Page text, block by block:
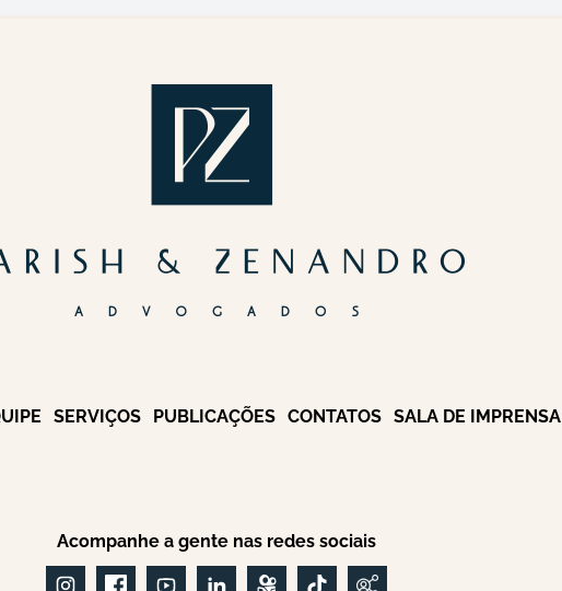
SERVIÇOS PUBLICAÇÕES CONTATOS SALA DE IMPRENSA
Acompanhe a gente nas redes sociais